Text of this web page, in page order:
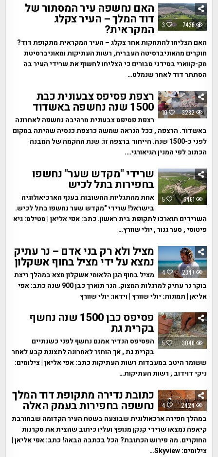
3 7436
האם נחשפה עיר המסתור של
דוד המלך – העיר צקלג
המקראית?
האם הצליחו להתחקות אחר צקלג – העיר המקראית מתקופת דוד?
חוקרים מהאוניברסיטה העברית, רשות העתיקות ומאוניברסיטת
מק-קווארי בסידני סבורים כי הצליחו לחשוף את שרידי העיר בה
הסתתר דוד לאחר שנמלט…
10 3282
רצפת פסיפס צבעונית כבת
1500 שנה נחשפה באשדוד
רצפת פסיפס צבעונית מרהיבה נחשפה לאחרונה
באשדוד. הרצפה , ככל הנראה שמשה כרצפת כנסיה שהיתה במקום
לפני כ-1500 שנה. הייחוד ברצפה זו: שנת ההקמה של המבנה
הכתוב לפי המנין הגיאורגי….
5 6461
שרידי "מקדש שער" נחשפו
בחפירות בתל לכיש
אחת מהתגליות החשובות בענף הארכיאולוגיה
בישראל! שרידי "מקדש שער נחשפו בתל לכיש.
השרידים תוארכו לתקופת בית ראשון. כתב: אפי אליאן | סטילס: גיא
פיטוסי , סער גנור , יולי שוורץ…
4 2347
מציל ולא רק בני אדם – נר עתיק
נמצא על ידי מציל בחוף אשקלון
מציל בחוף הגן הלאומי אשקלון מצא במהלך ריצת
בוקר נר עתיק למרגלות המצוק. הנר תוארך כבן 900 שנה כתב: אפי
אליאן | תמונות: יולי שוורץ | וידאו: יולי שוורץ
5 3046
פסיפס כבן 1500 שנה נחשף
בקרית גת
הפסיפס הנדיר אמנם נחשף לפני כשנתיים
בקרית גת , אך הוחזר לאחרונה לתצוגת קבע לאחר
ששומר היטב במעבדות רשות העתיקות כתב: אפי אליאן | צילומים:
ניקי דוידוב , רשות העתיקות…
4 2424
כתובת נדירה מתקופת דוד המלך
נחשפה בחפירות בעמק האלה
במהלך חפירה ארכאולוגית שבוצעה בשטח העיר הקדומה שבחורבת
קיאפה נמצאו שרידי קנקן מנופץ ועליו כיתוב שהצית את סקרנות
החוקרים. מה פירוש הכתובת? הכל בכתבה הבאה! כתב: אפי אליאן |
צילומים: Skyview…